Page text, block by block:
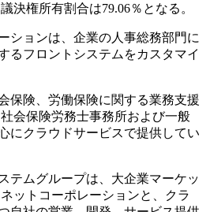
決権所有割合は79.06％となる。
ションは、企業の人事総務部門に
るフロントシステムをカスタマイ
保険、労働保険に関する業務支援
会保険労務士事務所および一般
にクラウドサービスで提供してい
テムグループは、大企業マーケッ
ットコーポレーションと、クラ